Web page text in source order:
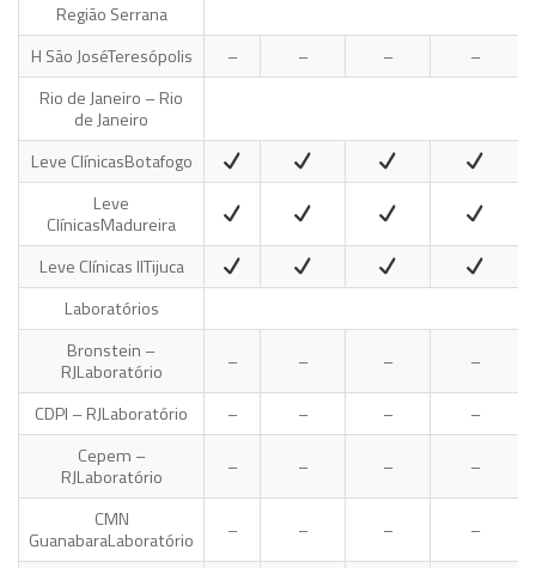
Região Serrana
H São JoséTeresópolis – – –
–
Rio de Janeiro – Rio
de Janeiro
Leve ClínicasBotafogo
Leve
ClínicasMadureira
Leve Clínicas IITijuca
Laboratórios
Bronstein –
RJLaboratório – – –
–
CDPI – RJLaboratório – – –
–
Cepem –
RJLaboratório – – –
–
CMN
GuanabaraLaboratório – – –
–